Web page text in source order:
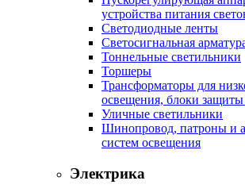
устройства питания
Светодиодные ленты
Светосигнальная
Тоннельные светильники
Торшеры
Трансформаторы для
освещения, блоки
Уличные светильники
Шинопровод, патроны и
систем освещения
Электрика